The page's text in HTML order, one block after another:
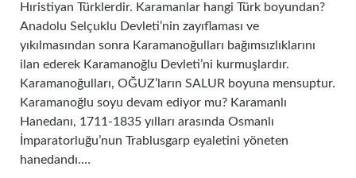
Hıristiyan Türklerdir. Karamanlar hangi Türk boyundan?
Anadolu Selçuklu Devleti’nin zayıflaması ve
yıkılmasından sonra Karamanoğulları bağımsızlıklarını
ilan ederek Karamanoğlu Devleti’ni kurmuşlardır.
Karamanoğulları, OĞUZ’ların SALUR boyuna mensuptur.
Karamanoğlu soyu devam ediyor mu? Karamanlı
Hanedanı, 1711-1835 yılları arasında Osmanlı
İmparatorluğu’nun Trablusgarp eyaletini yöneten
hanedandı.…